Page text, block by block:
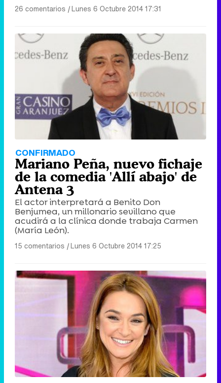
26 comentarios |Lunes 6 Octubre 2014 17:31
CONFIRMADO
Mariano Peña, nuevo fichaje
de la comedia 'Allí abajo' de
Antena 3
El actor interpretará a Benito Don
Benjumea, un millonario sevillano que
acudirá a la clínica donde trabaja Carmen
(María León).
15 comentarios |Lunes 6 Octubre 2014 17:25